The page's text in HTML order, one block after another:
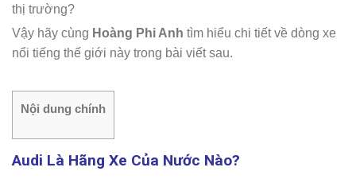
thị trường?
Vậy hãy cùng Hoàng Phi Anh tìm hiểu chi tiết về dòng xe
nổi tiếng thế giới này trong bài viết sau.
Nội dung chính
Audi Là Hãng Xe Của Nước Nào?